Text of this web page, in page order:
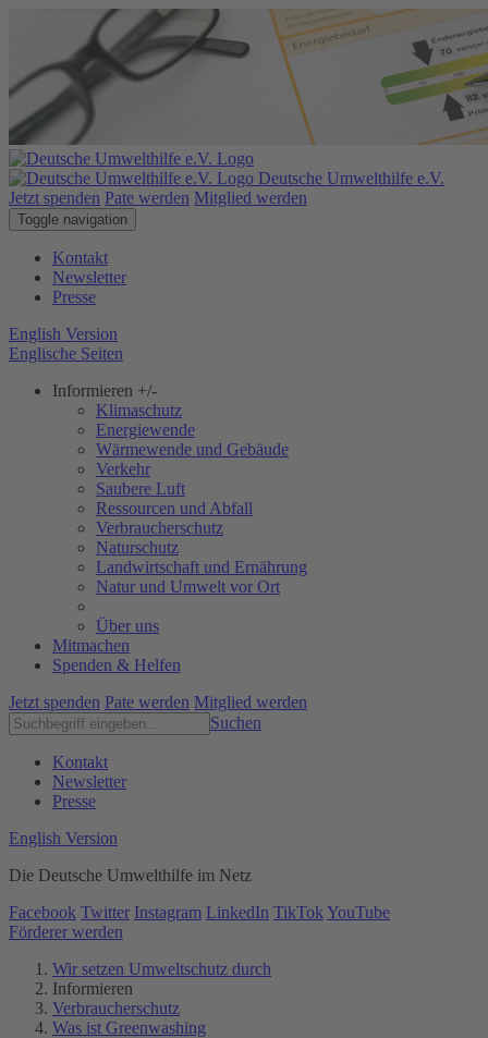
Deutsche Umwelthilfe e.V.
Jetzt spenden Pate werden Mitglied werden
Toggle navigation
Kontakt
Newsletter
Presse
English Version
Englische Seiten
Informieren +/-
Klimaschutz
Energiewende
Wärmewende und Gebäude
Verkehr
Saubere Luft
Ressourcen und Abfall
Verbraucherschutz
Naturschutz
Landwirtschaft und Ernährung
Natur und Umwelt vor Ort
Über uns
Mitmachen
Spenden & Helfen
Jetzt spenden Pate werden Mitglied werden
Suchen
Kontakt
Newsletter
Presse
English Version
Die Deutsche Umwelthilfe im Netz
Facebook Twitter Instagram LinkedIn TikTok YouTube
Förderer werden
Wir setzen Umweltschutz durch
Informieren
Verbraucherschutz
Was ist Greenwashing